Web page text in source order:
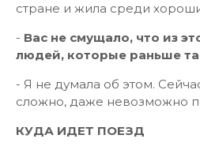
стране и жила среди
- Вас не смущало, что из
людей, которые раньше
- Я не думала об этом.
сложно, даже невозможно
КУДА ИДЕТ ПОЕЗД